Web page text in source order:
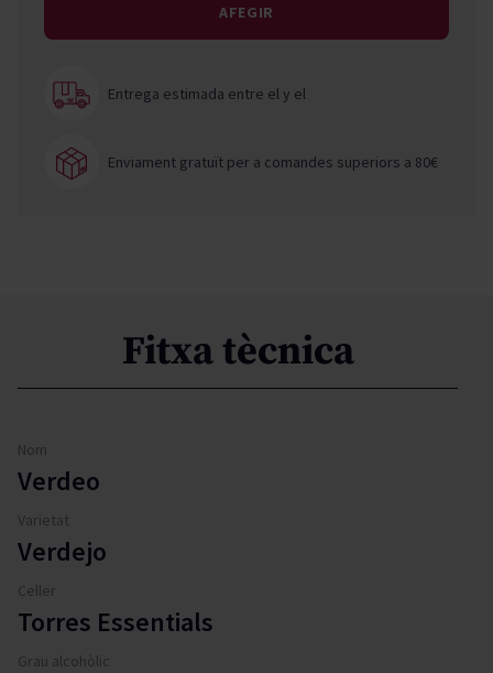
AFEGIR
Entrega estimada entre ely el
Enviament gratuït per a comandes superiors a 80€
Fitxa tècnica
Nom
Verdeo
Varietat
Verdejo
Celler
Torres Essentials
Grau alcohòlic